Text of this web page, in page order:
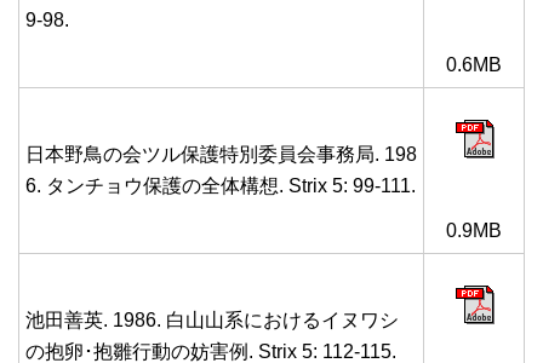
9-98.
0.6MB
日本野鳥の会ツル保護特別委員会事務局. 198
6. タンチョウ保護の全体構想. Strix 5: 99-111.
0.9MB
池田善英. 1986. 白山山系におけるイヌワシ
の抱卵･抱雛行動の妨害例. Strix 5: 112-115.